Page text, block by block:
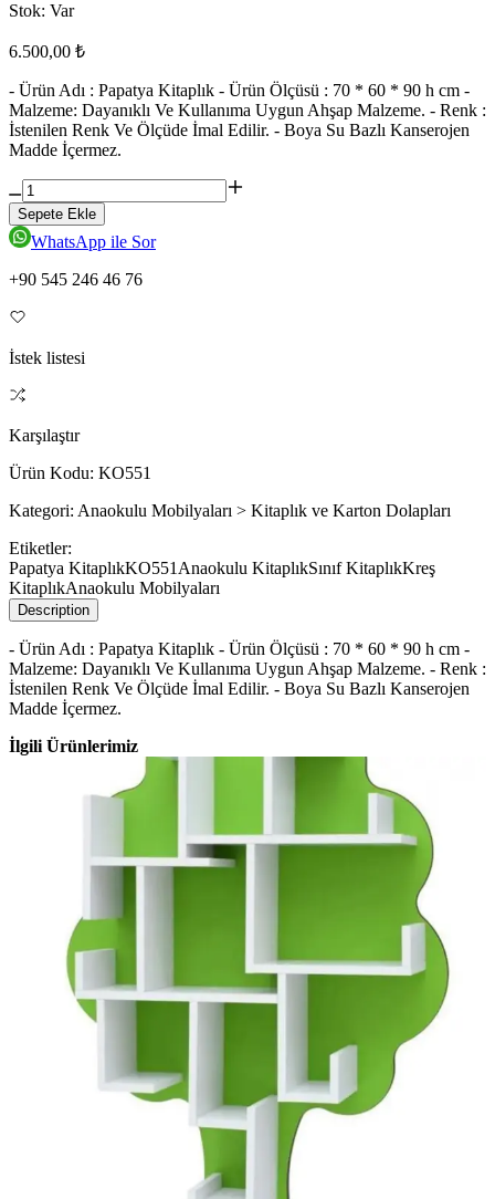
Stok: Var
6.500,00 ₺
- Ürün Adı : Papatya Kitaplık - Ürün Ölçüsü : 70 * 60 * 90 h cm -
Malzeme: Dayanıklı Ve Kullanıma Uygun Ahşap Malzeme. - Renk :
İstenilen Renk Ve Ölçüde İmal Edilir. - Boya Su Bazlı Kanserojen
Madde İçermez.
Sepete Ekle
WhatsApp ile Sor
+90 545 246 46 76
İstek listesi
Karşılaştır
Ürün Kodu: KO551
Kategori: Anaokulu Mobilyaları > Kitaplık ve Karton Dolapları
Etiketler:
Papatya KitaplıkKO551 Anaokulu KitaplıkSınıf KitaplıkKreş
KitaplıkAnaokulu Mobilyaları
Description
- Ürün Adı : Papatya Kitaplık - Ürün Ölçüsü : 70 * 60 * 90 h cm -
Malzeme: Dayanıklı Ve Kullanıma Uygun Ahşap Malzeme. - Renk :
İstenilen Renk Ve Ölçüde İmal Edilir. - Boya Su Bazlı Kanserojen
Madde İçermez.
İlgili Ürünlerimiz